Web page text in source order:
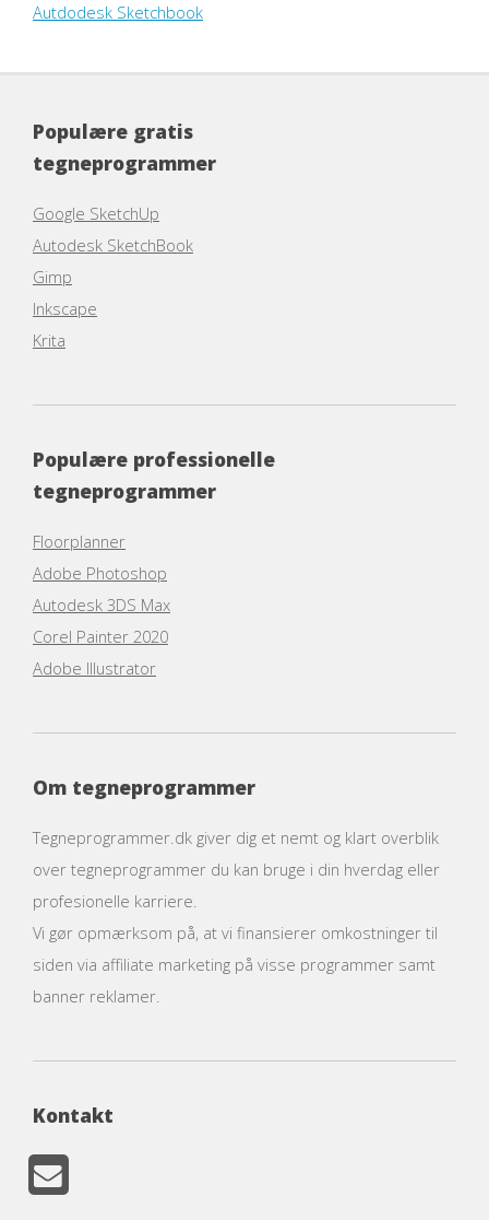
Autdodesk Sketchbook
Populære gratis
tegneprogrammer
Google SketchUp
Autodesk SketchBook
Gimp
Inkscape
Krita
Populære professionelle
tegneprogrammer
Floorplanner
Adobe Photoshop
Autodesk 3DS Max
Corel Painter 2020
Adobe Illustrator
Om tegneprogrammer
Tegneprogrammer.dk giver dig et nemt og klart overblik
over tegneprogrammer du kan bruge i din hverdag eller
profesionelle karriere.
Vi gør opmærksom på, at vi finansierer omkostninger til
siden via affiliate marketing på visse programmer samt
banner reklamer.
Kontakt